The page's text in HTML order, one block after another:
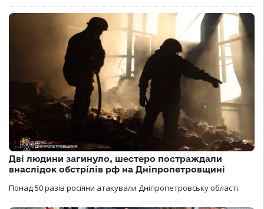
Дві людини загинуло, шестеро постраждали
внаслідок обстрілів рф на Дніпропетровщині
Понад 50 разів росіяни атакували Дніпропетровську області.